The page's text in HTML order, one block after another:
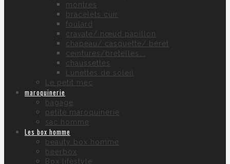
montres
bracelets cuir
foulard
cravate/ nœud papillon
chapeau/ casquette/ béret
ceintures/bretelles….
chaussettes
Lunettes de soleil
Le petit mec
maroquinerie
bagage
petite maroquinerie
sac homme
Les box homme
beauty box homme
beerbox
Box lifestyle